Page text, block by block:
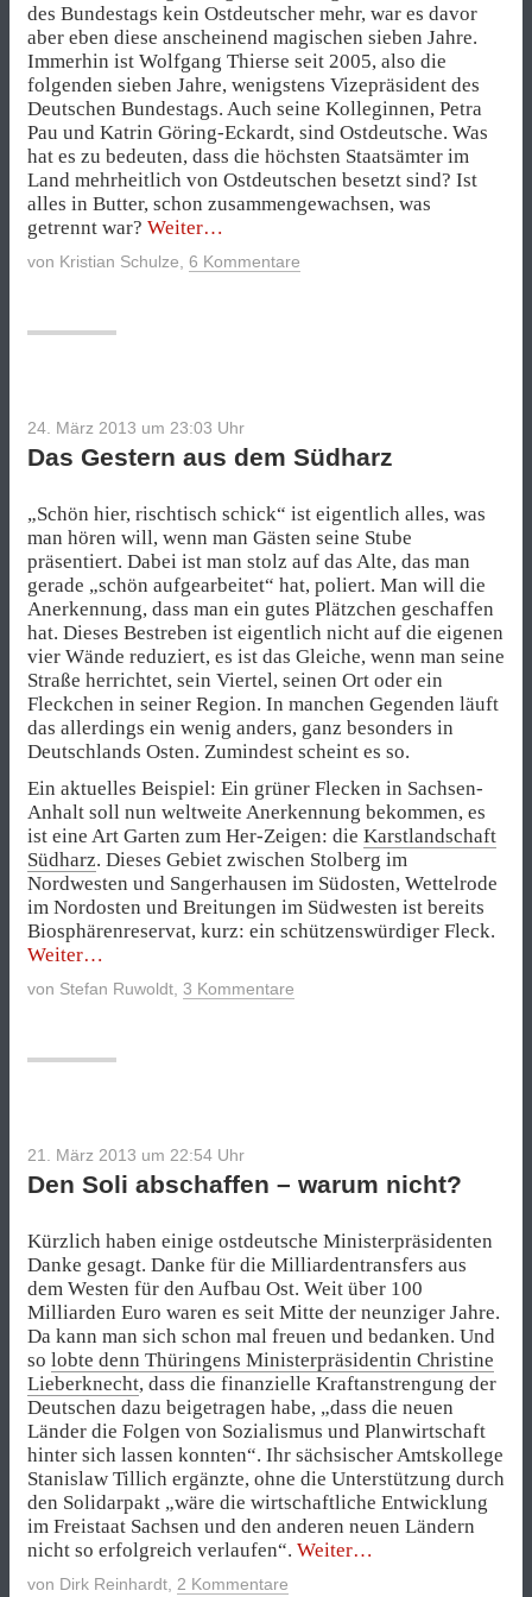
des Bundestags kein Ostdeutscher mehr, war es davor
aber eben diese anscheinend magischen sieben Jahre.
Immerhin ist Wolfgang Thierse seit 2005, also die
folgenden sieben Jahre, wenigstens Vizepräsident des
Deutschen Bundestags. Auch seine Kolleginnen, Petra
Pau und Katrin Göring-Eckardt, sind Ostdeutsche. Was
hat es zu bedeuten, dass die höchsten Staatsämter im
Land mehrheitlich von Ostdeutschen besetzt sind? Ist
alles in Butter, schon zusammengewachsen, was
getrennt war? Weiter„Deutschland
bleibt
anders“
von Kristian Schulze, 6 Kommentare
24. März 2013 um 23:03 Uhr
Das Gestern aus dem Südharz
„Schön hier, rischtisch schick“ ist eigentlich alles, was
man hören will, wenn man Gästen seine Stube
präsentiert. Dabei ist man stolz auf das Alte, das man
gerade „schön aufgearbeitet“ hat, poliert. Man will die
Anerkennung, dass man ein gutes Plätzchen geschaffen
hat. Dieses Bestreben ist eigentlich nicht auf die eigenen
vier Wände reduziert, es ist das Gleiche, wenn man seine
Straße herrichtet, sein Viertel, seinen Ort oder ein
Fleckchen in seiner Region. In manchen Gegenden läuft
das allerdings ein wenig anders, ganz besonders in
Deutschlands Osten. Zumindest scheint es so.
Ein aktuelles Beispiel: Ein grüner Flecken in Sachsen-
Anhalt soll nun weltweite Anerkennung bekommen, es
ist eine Art Garten zum Her-Zeigen: die Karstlandschaft
Südharz. Dieses Gebiet zwischen Stolberg im
Nordwesten und Sangerhausen im Südosten, Wettelrode
im Nordosten und Breitungen im Südwesten ist bereits
Biosphärenreservat, kurz: ein schützenswürdiger Fleck.
Weiter„Das
aus
von Stefan Ruwoldt 3 Kommentare
21. März 2013 um 22:54 Uhr
Den Soli abschaffen – warum nicht?
Kürzlich haben einige ostdeutsche Ministerpräsidenten
Danke gesagt. Danke für die Milliardentransfers aus
dem Westen für den Aufbau Ost. Weit über 100
Milliarden Euro waren es seit Mitte der neunziger Jahre.
Da kann man sich schon mal freuen und bedanken. Und
so lobte denn Thüringens Ministerpräsidentin Christine
Lieberknecht, dass die finanzielle Kraftanstrengung der
Deutschen dazu beigetragen habe, „dass die neuen
Länder die Folgen von Sozialismus und Planwirtschaft
hinter sich lassen konnten“. Ihr sächsischer Amtskollege
Stanislaw Tillich ergänzte, ohne die Unterstützung durch
den Solidarpakt „wäre die wirtschaftliche Entwicklung
im Freistaat Sachsen und den anderen neuen Ländern
nicht so erfolgreich verlaufen“. Weiter„Den
von Dirk Reinhardt 2 Kommentare